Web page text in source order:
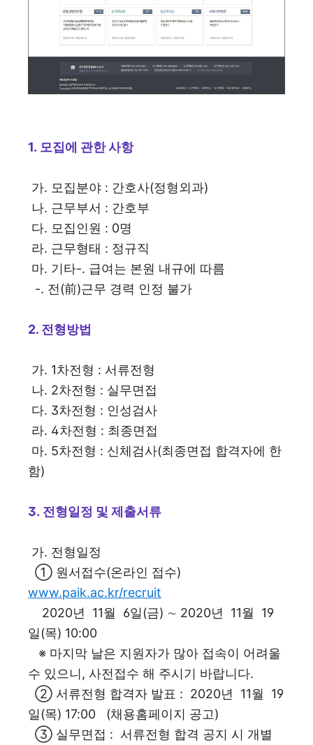
1. 모집에 관한 사항
가. 모집분야 : 간호사(정형외과)
나. 근무부서 : 간호부
다. 모집인원 : 0명
라. 근무형태 : 정규직
마. 기타-. 급여는 본원 내규에 따름
-. 전(前)근무 경력 인정 불가
2. 전형방법
가. 1차전형 : 서류전형
나. 2차전형 : 실무면접
다. 3차전형 : 인성검사
라. 4차전형 : 최종면접
마. 5차전형 : 신체검사(최종면접 합격자에 한
함)
3. 전형일정 및 제출서류
가. 전형일정
① 원서접수(온라인 접수)
www.paik.ac.kr/recruit
2020년 11월 6일(금) ∼ 2020년 11월 19
일(목) 10:00
※ 마지막 날은 지원자가 많아 접속이 어려울
수 있으니, 사전접수 해 주시기 바랍니다.
② 서류전형 합격자 발표 : 2020년 11월 19
일(목) 17:00 (채용홈페이지 공고)
③ 실무면접 : 서류전형 합격 공지 시 개별